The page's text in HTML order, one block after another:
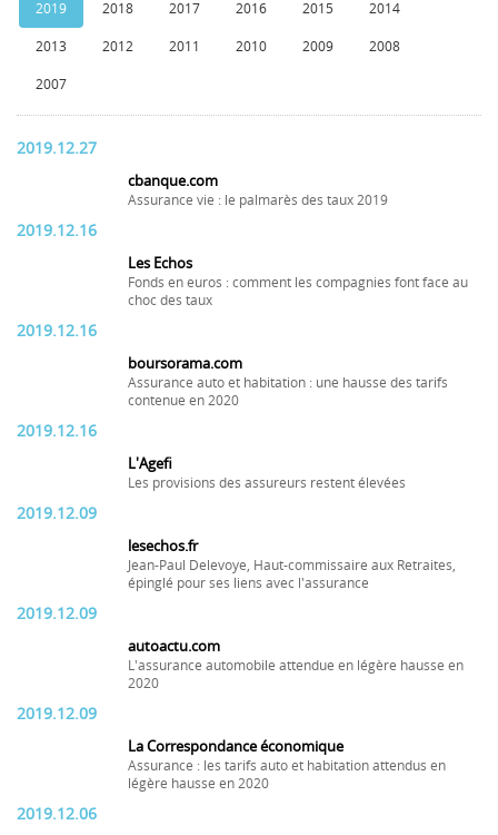
2019 2018 2017 2016 2015 2014
2013 2012 2011 2010 2009 2008
2007
2019.12.27
cbanque.com
Assurance vie : le palmarès des taux 2019
2019.12.16
Les Echos
Fonds en euros : comment les compagnies font face au
choc des taux
2019.12.16
boursorama.com
Assurance auto et habitation : une hausse des tarifs
contenue en 2020
2019.12.16
L'Agefi
Les provisions des assureurs restent élevées
2019.12.09
lesechos.fr
Jean-Paul Delevoye, Haut-commissaire aux Retraites,
épinglé pour ses liens avec l'assurance
2019.12.09
autoactu.com
L'assurance automobile attendue en légère hausse en
2020
2019.12.09
La Correspondance économique
Assurance : les tarifs auto et habitation attendus en
légère hausse en 2020
2019.12.06